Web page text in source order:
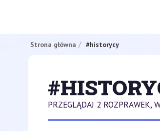
Strona główna #historycy
PRZEGLĄDAJ 2 ROZPRAWEK,